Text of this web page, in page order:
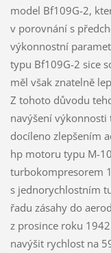
model Bf109G-2,
v porovnání s
výkonnostní
typu Bf109G-2 sice
měl však znatelně
Z tohoto důvodu
navýšení
docíleno zlepšením
hp motoru typu M-
turbokompresorem
s jednorychlostním
řadu zásahy do
z prosince roku
navýšit rychlost na